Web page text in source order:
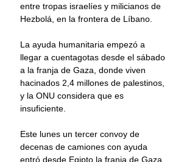
entre tropas israelíes y milicianos de
Hezbolá, en la frontera de Líbano.
La ayuda humanitaria empezó a
llegar a cuentagotas desde el sábado
a la franja de Gaza, donde viven
hacinados 2,4 millones de palestinos,
y la ONU considera que es
insuficiente.
Este lunes un tercer convoy de
decenas de camiones con ayuda
entró desde Egipto la franja de Gaza,